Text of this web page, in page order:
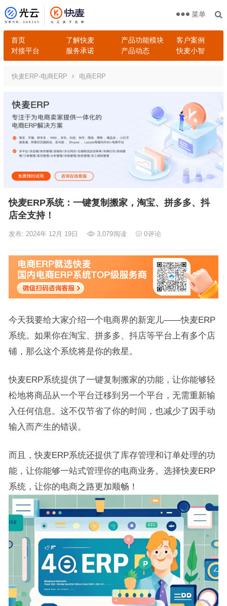
首页 了解快麦 产品功能模块
客户案例
对接平台
服务承诺 产品动态 快麦小智
菜单
快麦ERP-电商ERP 电商ERP
快麦ERP系统：一键复制搬家，淘宝、拼多多、抖
店全支持！
发布: 2024年 12月 19日 3,079阅读 0评论
今天我要给大家介绍一个电商界的新宠儿——快麦ERP
系统。如果你在淘宝、拼多多、抖店等平台上有多个店
铺，那么这个系统将是你的救星。
快麦ERP系统提供了一键复制搬家的功能，让你能够轻
松地将商品从一个平台迁移到另一个平台，无需重新输
入任何信息。这不仅节省了你的时间，也减少了因手动
输入而产生的错误。
而且，快麦ERP系统还提供了库存管理和订单处理的功
能，让你能够一站式管理你的电商业务。选择快麦ERP
系统，让你的电商之路更加顺畅！